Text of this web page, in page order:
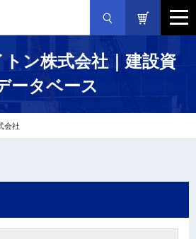
ン株式会社｜建設資
ータベース
会社